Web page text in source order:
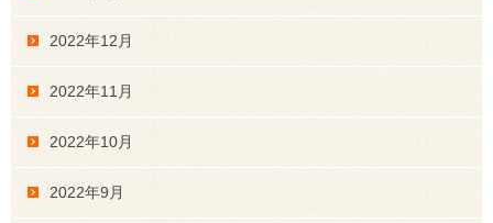
2022年12月
2022年11月
2022年10月
2022年9月